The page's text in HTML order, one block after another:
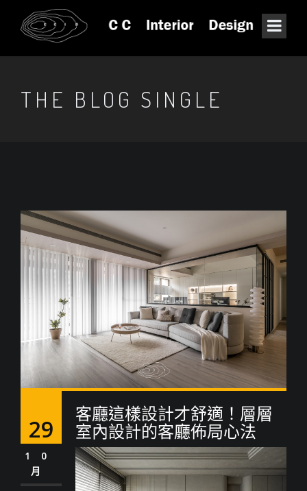
THE BLOG SINGLE
29
10
月
客廳這樣設計才舒適！層層
室內設計的客廳佈局心法